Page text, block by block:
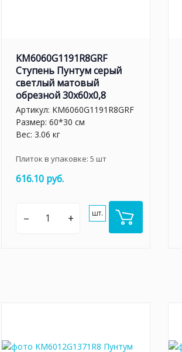
KM6060G1191R8GRF
Ступень Пунтум серый
светлый матовый
обрезной 30x60x0,8
Артикул: KM6060G1191R8GRF
Размер: 60*30 см
Вес: 3.06 кг
Плиток в упаковке: 5 шт
616.10 руб.
– + шт.